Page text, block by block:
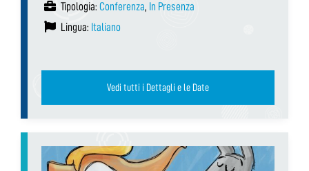
Tipologia: Conferenza, In Presenza
Lingua: Italiano
Vedi tutti i Dettagli e le Date